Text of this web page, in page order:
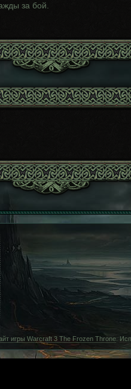
за бой.
игры Warcraft 3 The Frozen Throne .